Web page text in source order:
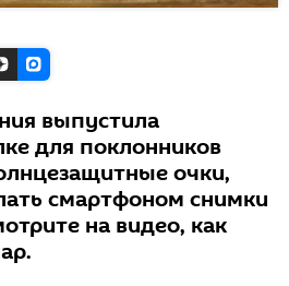
выпустила
для поклонников
очки,
смартфоном снимки
на видео, как